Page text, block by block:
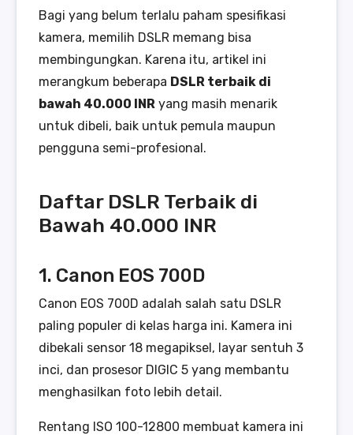
Bagi yang belum terlalu paham spesifikasi
kamera, memilih DSLR memang bisa
membingungkan. Karena itu, artikel ini
merangkum beberapa DSLR terbaik di
bawah 40.000 INR yang masih menarik
untuk dibeli, baik untuk pemula maupun
pengguna semi-profesional.
Daftar DSLR Terbaik di
Bawah 40.000 INR
1. Canon EOS 700D
Canon EOS 700D adalah salah satu DSLR
paling populer di kelas harga ini. Kamera ini
dibekali sensor 18 megapiksel, layar sentuh 3
inci, dan prosesor DIGIC 5 yang membantu
menghasilkan foto lebih detail.
Rentang ISO 100-12800 membuat kamera ini